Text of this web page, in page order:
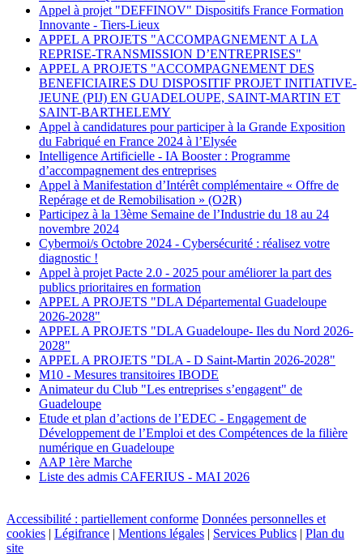
Appel à projet "DEFFINOV" Dispositifs France Formation
Innovante - Tiers-Lieux
APPEL A PROJETS "ACCOMPAGNEMENT A LA
REPRISE-TRANSMISSION D’ENTREPRISES"
APPEL A PROJETS "ACCOMPAGNEMENT DES
BENEFICIAIRES DU DISPOSITIF PROJET INITIATIVE-
JEUNE (PIJ) EN GUADELOUPE, SAINT-MARTIN ET
SAINT-BARTHELEMY
Appel à candidatures pour participer à la Grande Exposition
du Fabriqué en France 2024 à l’Elysée
Intelligence Artificielle - IA Booster : Programme
d’accompagnement des entreprises
Appel à Manifestation d’Intérêt complémentaire « Offre de
Repérage et de Remobilisation » (O2R)
Participez à la 13ème Semaine de l’Industrie du 18 au 24
novembre 2024
Cybermoi/s Octobre 2024 - Cybersécurité : réalisez votre
diagnostic !
Appel à projet Pacte 2.0 - 2025 pour améliorer la part des
publics prioritaires en formation
APPEL A PROJETS "DLA Départemental Guadeloupe
2026-2028"
APPEL A PROJETS "DLA Guadeloupe- Iles du Nord 2026-
2028"
APPEL A PROJETS "DLA - D Saint-Martin 2026-2028"
M10 - Mesures transitoires IBODE
Animateur du Club "Les entreprises s’engagent" de
Guadeloupe
Etude et plan d’actions de l’EDEC - Engagement de
Développement de l’Emploi et des Compétences de la filière
numérique en Guadeloupe
AAP 1ère Marche
Liste des admis CAFERIUS - MAI 2026
Accessibilité : partiellement conforme Données personnelles et
cookies | Légifrance | Mentions légales | Services Publics | Plan du
site